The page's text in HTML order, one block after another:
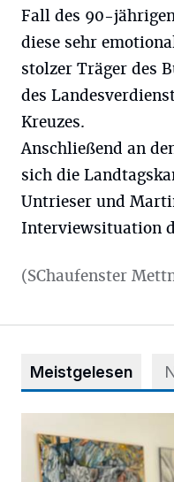
Fall des 90-
diese sehr
stolzer Träger des
des
Kreuzes.
Anschließend an
sich die
Untrieser und
Interviewsituation
(SChaufenster
Meistgelesen